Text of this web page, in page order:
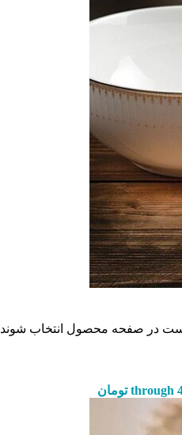
است در صفحه محصول انتخاب شوند